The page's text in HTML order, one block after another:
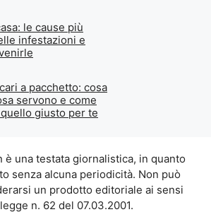
le cause più
infestazioni e
a pacchetto: cosa
servono e come
giusto per te
è una testata giornalistica, in quanto
senza alcuna periodicità. Non può
un prodotto editoriale ai sensi
n. 62 del 07.03.2001.